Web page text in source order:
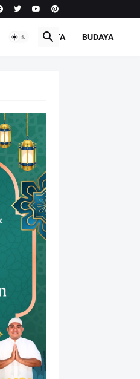
PARIWISATA BUDAYA